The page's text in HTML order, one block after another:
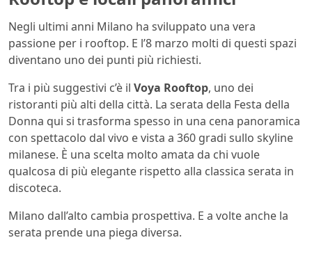
Negli ultimi anni Milano ha sviluppato una vera
passione per i rooftop. E l’8 marzo molti di questi spazi
diventano uno dei punti più richiesti.
Tra i più suggestivi c’è il Voya Rooftop, uno dei
ristoranti più alti della città. La serata della Festa della
Donna qui si trasforma spesso in una cena panoramica
con spettacolo dal vivo e vista a 360 gradi sullo skyline
milanese. È una scelta molto amata da chi vuole
qualcosa di più elegante rispetto alla classica serata in
discoteca.
Milano dall’alto cambia prospettiva. E a volte anche la
serata prende una piega diversa.